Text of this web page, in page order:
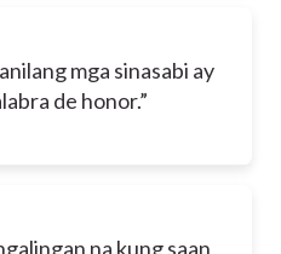
mga sinasabi ay
de honor.”
na kung saan